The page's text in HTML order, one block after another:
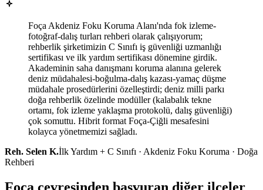
Foça Akdeniz Foku Koruma Alanı'nda fok izleme-
fotoğraf-dalış turları rehberi olarak çalışıyorum;
rehberlik şirketimizin C Sınıfı iş güvenliği uzmanlığı
sertifikası ve ilk yardım sertifikası dönemine girdik.
Akademinin saha danışmanı koruma alanına gelerek
deniz müdahalesi-boğulma-dalış kazası-yamaç düşme
müdahale prosedürlerini özelleştirdi; deniz milli parkı
doğa rehberlik özelinde modüller (kalabalık tekne
ortamı, fok izleme yaklaşma protokolü, dalış güvenliği)
çok somuttu. Hibrit format Foça-Çiğli mesafesini
kolayca yönetmemizi sağladı.
Reh. Selen K.İlk Yardım + C Sınıfı · Akdeniz Foku Koruma · Doğa
Rehberi